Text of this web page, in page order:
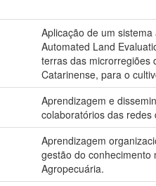
Aplicação de um
Automated Land
terras das microrregiões
Catarinense, para o
Aprendizagem e
colaboratórios das
Aprendizagem
gestão do conhecimento
Agropecuária.